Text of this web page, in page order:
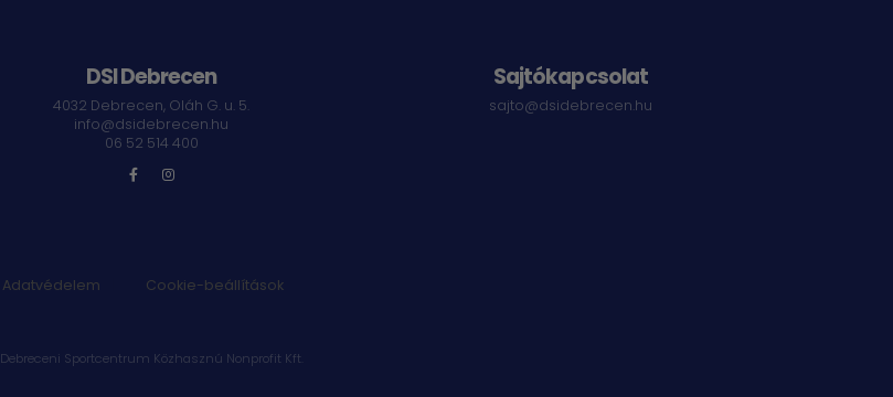
DSI Debrecen
4032 Debrecen, Oláh G. u. 5.
info@dsidebrecen.hu
06 52 514 400
Sajtókapcsolat
sajto@dsidebrecen.hu
Adatvédelem Cookie-beállítások
Debreceni Sportcentrum Közhasznú Nonprofit Kft.